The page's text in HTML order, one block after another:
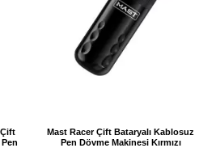
Mast Racer Çift Bataryalı Kablosuz
Pen Dövme Makinesi Kırmızı